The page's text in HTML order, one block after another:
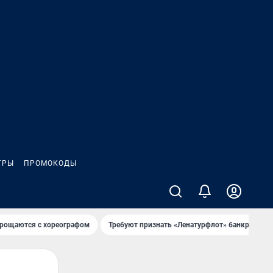
ПРОМОКОДЫ
с хореографом Требуют признать «Ленатурфлот» банкротом